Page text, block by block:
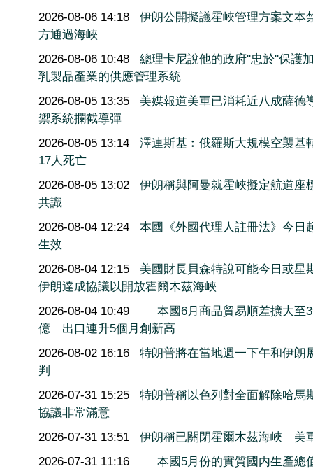
2026-08-06 14:18
伊朗公開擬議霍峽管理方案文本
方通過海峽
2026-08-06 10:48
總理卡尼說他的政府''忠於''保護
乳製品產業的供應管理系統
2026-08-05 13:35
美媒報道美軍已消耗近八成薩德
禦系統攔截導彈
2026-08-05 13:14
澤連斯基︰俄羅斯大規模空襲基
17人死亡
2026-08-05 13:02
伊朗稱與阿曼就霍峽擬定航道座
共識
2026-08-04 12:24
本國《外國代理人註冊法》今日
生效
2026-08-04 12:15
美國財長貝森特說可能今日或星
伊朗達成協議以開放霍爾木茲海峽
2026-08-04 10:49
本國6月商品貿易順差擴大至
億 出口連升5個月創新高
2026-08-02 16:16
特朗普將在當地週一下午和伊朗
判
2026-07-31 15:25
特朗普稱以色列對全面解除哈馬
協議非常滿意
2026-07-31 13:51
伊朗稱已關閉霍爾木茲海峽 美
2026-07-31 11:16
本國5月份的實質國内生產總